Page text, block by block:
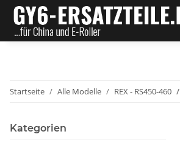
Startseite Alle Modelle REX - RS450-460
Kategorien